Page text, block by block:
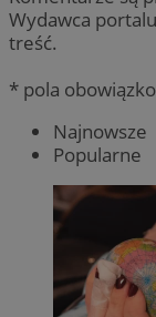
Wydawca
treść.
* pola
Najnowsze
Popularne